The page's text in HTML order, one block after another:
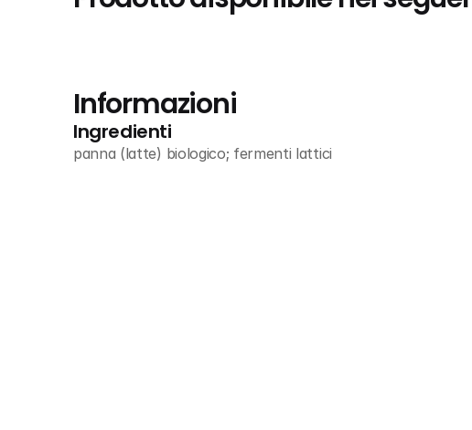
Informazioni
Ingredienti
panna (latte) biologico; fermenti lattici